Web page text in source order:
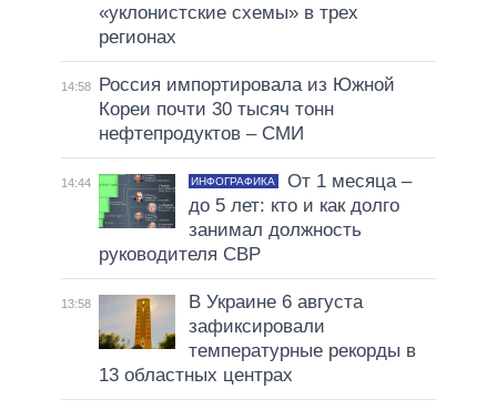
«уклонистские схемы» в трех
регионах
14:58
Россия импортировала из Южной
Кореи почти 30 тысяч тонн
нефтепродуктов – СМИ
14:44 ИНФОГРАФИКА
От 1 месяца –
до 5 лет: кто и как долго
занимал должность
руководителя СВР
13:58
В Украине 6 августа
зафиксировали
температурные рекорды в
13 областных центрах